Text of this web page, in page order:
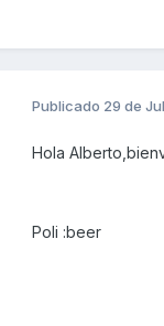
Publicado 29 de
Hola
Poli :beer